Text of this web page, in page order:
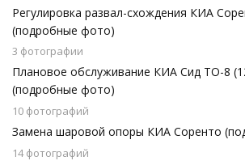
Регулировка развал-схождения КИА
(подробные фото)
3 фотографии
Плановое обслуживание КИА Сид ТО-8
(подробные фото)
10 фотографий
Замена шаровой опоры КИА Соренто
14 фотографий